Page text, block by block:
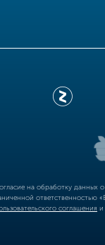
на обработку
соглашения и